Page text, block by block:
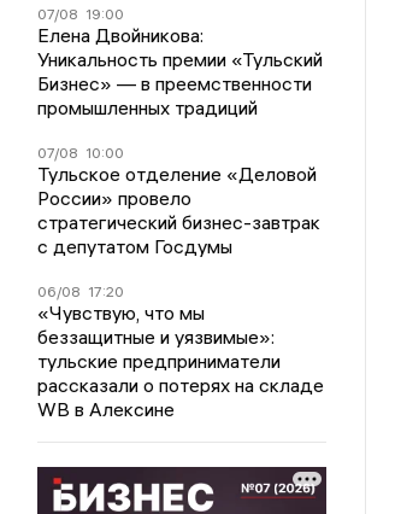
07/08 19:00
Елена Двойникова:
Уникальность премии «Тульский
Бизнес» — в преемственности
промышленных традиций
07/08 10:00
Тульское отделение «Деловой
России» провело
стратегический бизнес-завтрак
с депутатом Госдумы
06/08 17:20
«Чувствую, что мы
беззащитные и уязвимые»:
тульские предприниматели
рассказали о потерях на складе
WB в Алексине